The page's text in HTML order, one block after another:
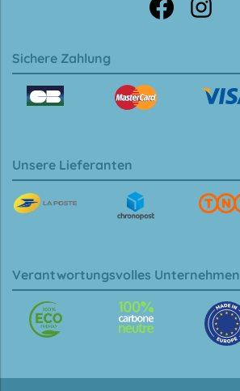
Sichere Zahlung
Unsere Lieferanten
Verantwortungsvolles Unternehmen